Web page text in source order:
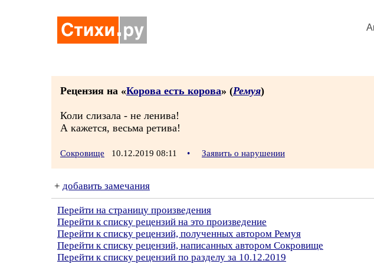
Рецензия на «Корова есть корова» (Ремуя)
Коли слизала - не ленива!
А кажется, весьма ретива!
Сокровище 10.12.2019 08:11 • Заявить о нарушении
+ добавить замечания
Перейти на страницу произведения
Перейти к списку рецензий на это произведение
Перейти к списку рецензий, полученных автором Ремуя
Перейти к списку рецензий, написанных автором Сокровище
Перейти к списку рецензий по разделу за 10.12.2019